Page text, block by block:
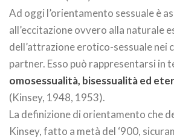
Ad oggi l’orientamento sessuale è
all’eccitazione ovvero alla naturale
dell’attrazione erotico-sessuale nei
partner. Esso può rappresentarsi in
omosessualità, bisessualità ed
(Kinsey, 1948, 1953).
La definizione di orientamento che
Kinsey, fatto a metà del ‘900,